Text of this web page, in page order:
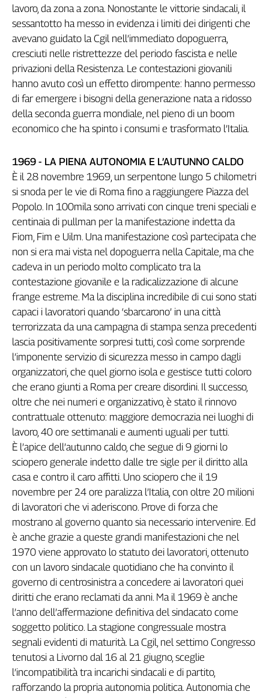
Inserti
Idea
Diffusa
InFlai
Le
trasmissioni
tv
Work
Progress
L'Italia
Lavoro
Territori
Abruzzo-
Molise
Alto
Adige
Basilicata
Calabria
Campania
Emilia-
Romagna
Friuli
Venezia
Giulia
Lazio
Liguria
Lombardia
Marche
Piemonte
Puglia
Sardegna
Sicilia
Toscana
Trentino
Umbria
Valle
D'Aosta
Veneto
Archivio
Storico
1955-
2014
lavoro, da zona a zona. Nonostante le vittorie sindacali, il
sessantotto ha messo in evidenza i limiti dei dirigenti che
avevano guidato la Cgil nell’immediato dopoguerra,
cresciuti nelle ristrettezze del periodo fascista e nelle
privazioni della Resistenza. Le contestazioni giovanili
hanno avuto così un effetto dirompente: hanno permesso
di far emergere i bisogni della generazione nata a ridosso
della seconda guerra mondiale, nel pieno di un boom
economico che ha spinto i consumi e trasformato l’Italia.
1969 - LA PIENA AUTONOMIA E L’AUTUNNO CALDO
È il 28 novembre 1969, un serpentone lungo 5 chilometri
si snoda per le vie di Roma fino a raggiungere Piazza del
Popolo. In 100mila sono arrivati con cinque treni speciali e
centinaia di pullman per la manifestazione indetta da
Fiom, Fim e Uilm. Una manifestazione così partecipata che
non si era mai vista nel dopoguerra nella Capitale, ma che
cadeva in un periodo molto complicato tra la
contestazione giovanile e la radicalizzazione di alcune
frange estreme. Ma la disciplina incredibile di cui sono stati
capaci i lavoratori quando ‘sbarcarono’ in una città
terrorizzata da una campagna di stampa senza precedenti
lascia positivamente sorpresi tutti, così come sorprende
l’imponente servizio di sicurezza messo in campo dagli
organizzatori, che quel giorno isola e gestisce tutti coloro
che erano giunti a Roma per creare disordini. Il successo,
oltre che nei numeri e organizzativo, è stato il rinnovo
contrattuale ottenuto: maggiore democrazia nei luoghi di
lavoro, 40 ore settimanali e aumenti uguali per tutti.
È l’apice dell’autunno caldo, che segue di 9 giorni lo
sciopero generale indetto dalle tre sigle per il diritto alla
casa e contro il caro affitti. Uno sciopero che il 19
novembre per 24 ore paralizza l’Italia, con oltre 20 milioni
di lavoratori che vi aderiscono. Prove di forza che
mostrano al governo quanto sia necessario intervenire. Ed
è anche grazie a queste grandi manifestazioni che nel
1970 viene approvato lo statuto dei lavoratori, ottenuto
con un lavoro sindacale quotidiano che ha convinto il
governo di centrosinistra a concedere ai lavoratori quei
diritti che erano reclamati da anni. Ma il 1969 è anche
l’anno dell’affermazione definitiva del sindacato come
soggetto politico. La stagione congressuale mostra
segnali evidenti di maturità. La Cgil, nel settimo Congresso
tenutosi a Livorno dal 16 al 21 giugno, sceglie
l’incompatibilità tra incarichi sindacali e di partito,
rafforzando la propria autonomia politica. Autonomia che